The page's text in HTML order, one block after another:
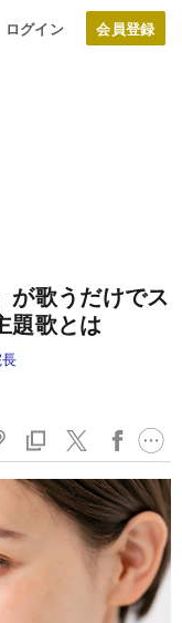
ログイン
が歌うだけでス
題歌とは